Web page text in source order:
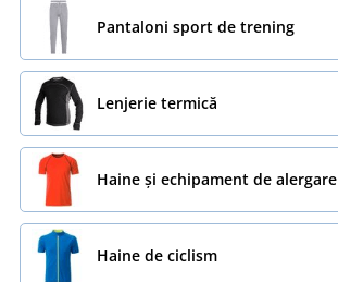
Pantaloni sport de trening
Lenjerie termică
Haine și echipament de alergare
Haine de ciclism